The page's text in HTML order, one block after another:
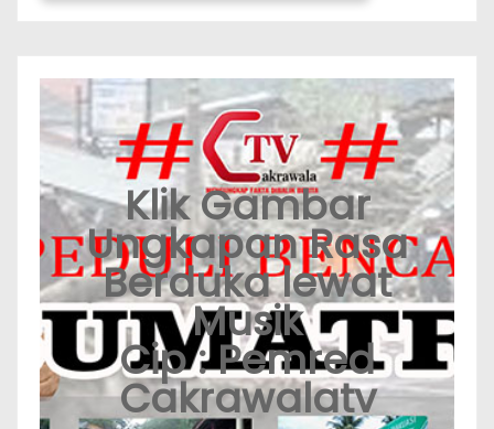
Klik Gambar
Ungkapan Rasa
Berduka lewat
Musik
Cip : Pemred
Cakrawalatv